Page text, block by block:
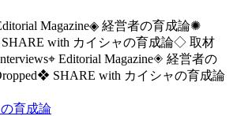
Magazine◈ 経営者の育成論✺
with カイシャの育成論◇ 取材
⌖ Editorial Magazine◈ 経営者の
❖ SHARE with カイシャの育成論
育成論